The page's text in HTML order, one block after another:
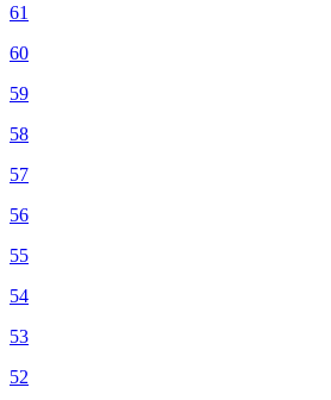
61
60
59
58
57
56
55
54
53
52